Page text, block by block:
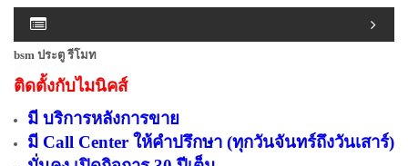
bsm ประตู รีโมท
ติดตั้งกับไมนิคส์
มี บริการหลังการขาย
มี Call Center ให้คำปรึกษา (ทุกวันจันทร์ถึงวันเสาร์)